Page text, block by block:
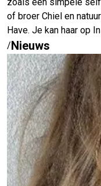
of broer Chiel en
Have. Je kan haar op
/Nieuws